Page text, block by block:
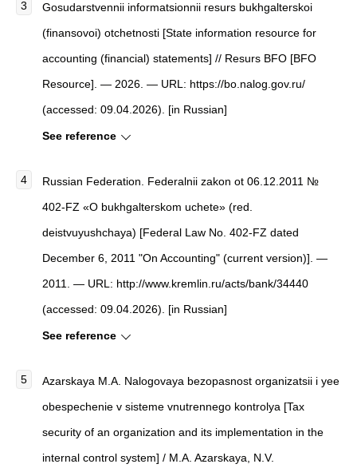
Gosudarstvennii informatsionnii resurs bukhgalterskoi
(finansovoi) otchetnosti [State information resource for
accounting (financial) statements] // Resurs BFO [BFO
Resource]. — 2026. — URL: https://bo.nalog.gov.ru/
(accessed: 09.04.2026). [in Russian]
See reference
Russian Federation. Federalnii zakon ot 06.12.2011 №
402-FZ «O bukhgalterskom uchete» (red.
deistvuyushchaya) [Federal Law No. 402-FZ dated
December 6, 2011 "On Accounting" (current version)]. —
2011. — URL: http://www.kremlin.ru/acts/bank/34440
(accessed: 09.04.2026). [in Russian]
See reference
Azarskaya M.A. Nalogovaya bezopasnost organizatsii i yee
obespechenie v sisteme vnutrennego kontrolya [Tax
security of an organization and its implementation in the
internal control system] / M.A. Azarskaya, N.V.